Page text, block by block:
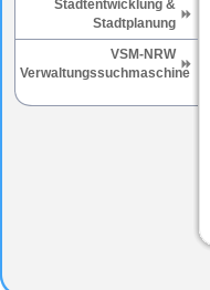
Stadtentwicklung &
Stadtplanung
VSM-NRW
Verwaltungssuchmaschine